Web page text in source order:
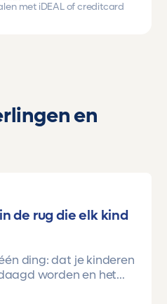
met iDEAL of creditcard
en
de rug die elk kind
ding: dat je kinderen
worden en het
méér kunnen dan ze